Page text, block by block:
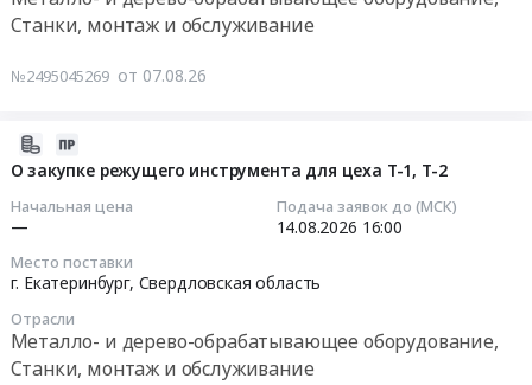
Станки, монтаж и обслуживание
№2495045269 от 07.08.26
2026-
О закупке режущего инструмента для цеха Т-1, Т-2
Начальная цена
—
Подача заявок до (МСК)
14.08.2026 16:00
Место поставки
г. Екатеринбург, Свердловская область
Отрасли
Металло- и дерево-обрабатывающее оборудование,
Станки, монтаж и обслуживание